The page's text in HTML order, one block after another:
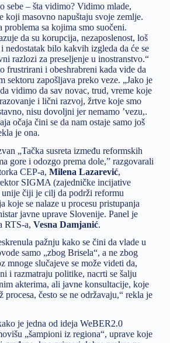
sebe – šta vidimo? Vidimo mlade,
koji masovno napuštaju svoje zemlje.
problema sa kojima smo suočeni.
da su korupcija, nezaposlenost, loš
nedostatak bilo kakvih izgleda da će se
razlozi za preseljenje u inostranstvo.“
frustrirani i obeshrabreni kada vide da
sektoru zapošljava preko veze. „Jako je
vidimo da sav novac, trud, vreme koje
i lični razvoj, žrtve koje smo
nisu dovoljni jer nemamo ’vezu,.
očaja čini se da nam ostaje samo još
je ona.
„Tačka susreta između reformskih
gore i odozgo prema dole,” razgovarali
CEP-a, Milena Lazarević,
SIGMA (zajedničke incijative
čiji je cilj da podrži reformu
koje se nalaze u procesu pristupanja
javne uprave Slovenije. Panel je
RTS-a, Vesna Damjanić.
pažnju kako se čini da vlade u
samo „zbog Brisela“, a ne zbog
mnoge slučajeve se može videti da,
i razmatraju politike, nacrti se šalju
akterima, ali javne konsultacije, koje
procesa, često se ne održavaju,“ rekla je
je jedna od ideja WeBER2.0
„šampioni iz regiona“, uprave koje